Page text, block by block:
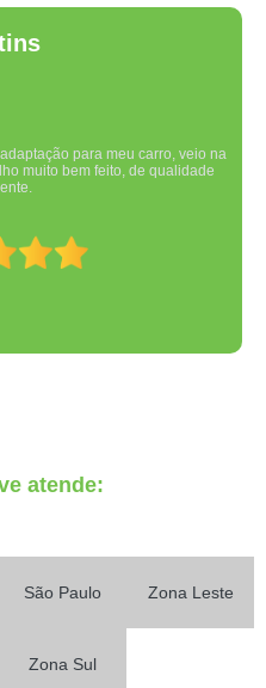
para meu carro, veio na
muito bem feito, de qualidade
atende:
São Paulo Zona Leste
Zona Sul